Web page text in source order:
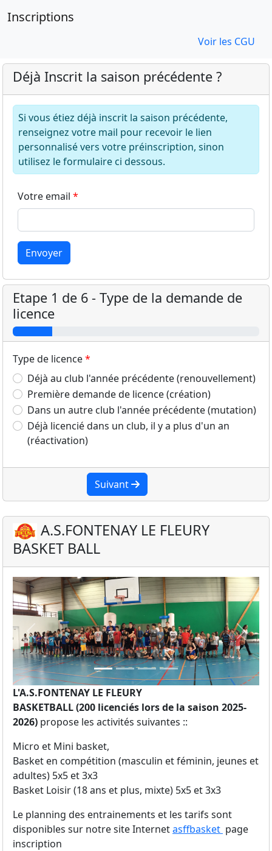
Inscriptions
Voir les CGU
Déjà Inscrit la saison précédente ?
Si vous étiez déjà inscrit la saison précédente,
renseignez votre mail pour recevoir le lien
personnalisé vers votre préinscription, sinon
utilisez le formulaire ci dessous.
Votre email
Envoyer
Etape 1 de 6 - Type de la demande de
licence
Type de licence
Déjà au club l'année précédente (renouvellement)
Première demande de licence (création)
Dans un autre club l'année précédente (mutation)
Déjà licencié dans un club, il y a plus d'un an
(réactivation)
Suivant
A.S.FONTENAY LE FLEURY
BASKET BALL
Previous Next
L'A.S.FONTENAY LE FLEURY
BASKETBALL (200 licenciés lors de la saison 2025-
2026) propose les activités suivantes ::
Micro et Mini basket,
Basket en compétition (masculin et féminin, jeunes et
adultes) 5x5 et 3x3
Basket Loisir (18 ans et plus, mixte) 5x5 et 3x3
Le planning des entrainements et les tarifs sont
disponibles sur notre site Internetasffbasket page
inscription